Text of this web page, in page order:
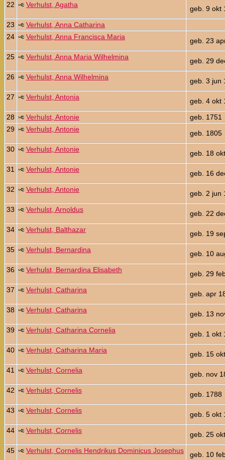
22
Verhulst, Agatha
geb. 9 okt
23
Verhulst, Anna Catharina
24
Verhulst, Anna Francisca Maria
geb. 23
25
Verhulst, Anna Maria Wilhelmina
geb. 29
26
Verhulst, Anna Wilhelmina
geb. 3 jun
27
Verhulst, Antonia
geb. 4 okt
28
Verhulst, Antonie
geb. 1751
29
Verhulst, Antonie
geb. 1805
30
Verhulst, Antonie
geb. 18
31
Verhulst, Antonie
geb. 16
32
Verhulst, Antonie
geb. 2 jun
33
Verhulst, Arnoldus
geb. 22
34
Verhulst, Balthazar
geb. 19
35
Verhulst, Bernardina
geb. 10
36
Verhulst, Bernardina Elisabeth
geb. 29
37
Verhulst, Catharina
geb. apr
38
Verhulst, Catharina
geb. 13
39
Verhulst, Catharina Cornelia
geb. 1 okt
40
Verhulst, Catharina Maria
geb. 15
41
Verhulst, Cornelia
geb. nov
42
Verhulst, Cornelis
geb. 1788
43
Verhulst, Cornelis
geb. 5 okt
44
Verhulst, Cornelis
geb. 25
45
Verhulst, Cornelis Hendrikus Dominicus Josephus
geb. 10